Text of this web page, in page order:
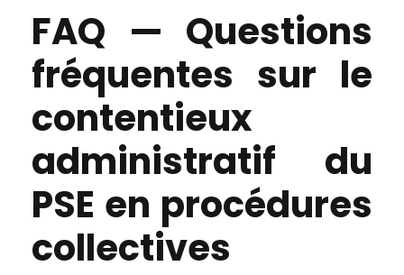
FAQ — Questions
fréquentes sur le
contentieux
administratif du
PSE en procédures
collectives